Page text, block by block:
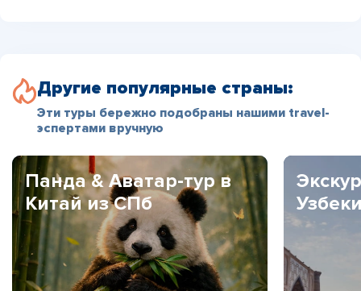
Другие популярные страны:
Эти туры бережно подобраны нашими travel-
эспертами вручную
Панда & Аватар-тур в
Китай из СПб